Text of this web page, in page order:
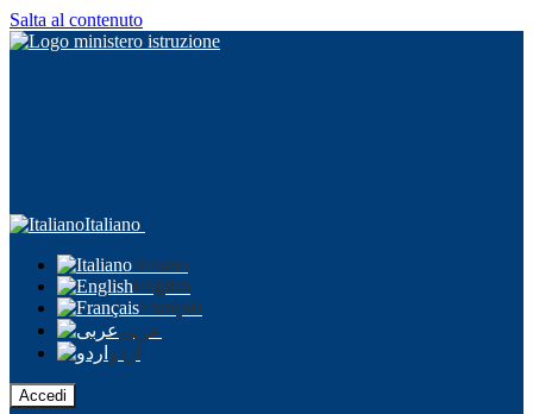
Salta al contenuto
Italiano
Italiano
English
Français
عربى
اردو
Accedi